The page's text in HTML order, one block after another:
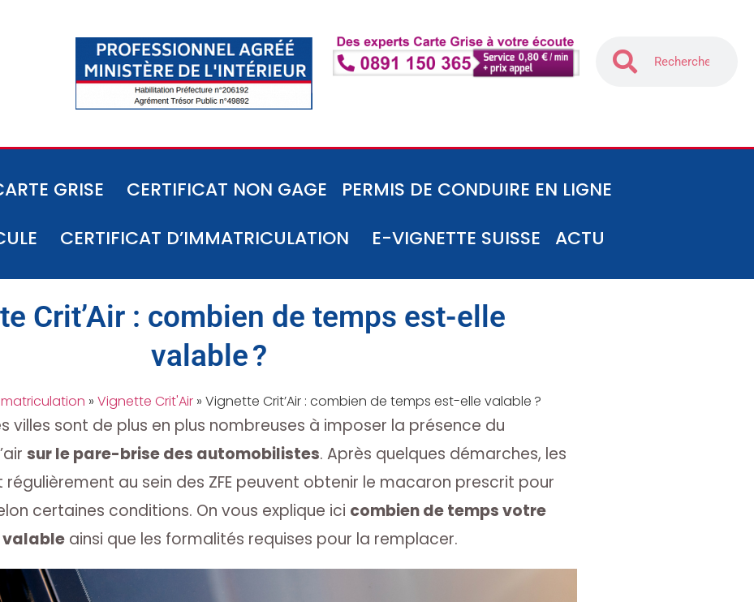
GRISE CERTIFICAT NON GAGE
PERMIS DE CONDUIRE EN LIGNE
CERTIFICAT D’IMMATRICULATION E-VIGNETTE SUISSE ACTU
Crit’Air : combien de temps est-elle
valable ?
» Vignette Crit'Air» Vignette Crit’Air : combien de temps est-elle valable ?
villes sont de plus en plus nombreuses à imposer la présence du
sur le pare-brise des automobilistes. Après quelques démarches, les
au sein des ZFE peuvent obtenir le macaron prescrit pour
certaines conditions. On vous explique ici combien de temps votre
valableainsi que les formalités requises pour la remplacer.